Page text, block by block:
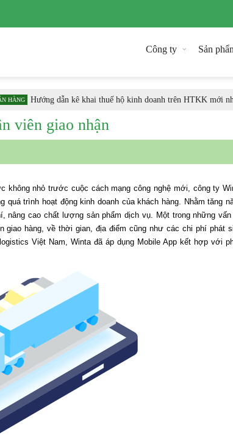
Công ty Sản
Hướng dẫn kê khai thuế hộ kinh doanh trên HTKK mới nhất
viên giao nhận
không nhỏ trước cuộc cách mạng công nghệ mới, công ty
trình hoạt động kinh doanh của khách hàng. Nhằm tăng
nâng cao chất lượng sản phẩm dịch vụ. Một trong những vấn
giao hàng, về thời gian, địa điểm cũng như các chi phí phát
Việt Nam, Winta đã áp dụng Mobile App kết hợp với